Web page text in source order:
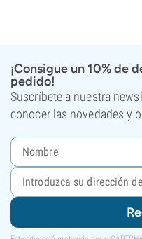
¡Consigue un 10% de
pedido!
Suscríbete a nuestra
conocer las novedades y